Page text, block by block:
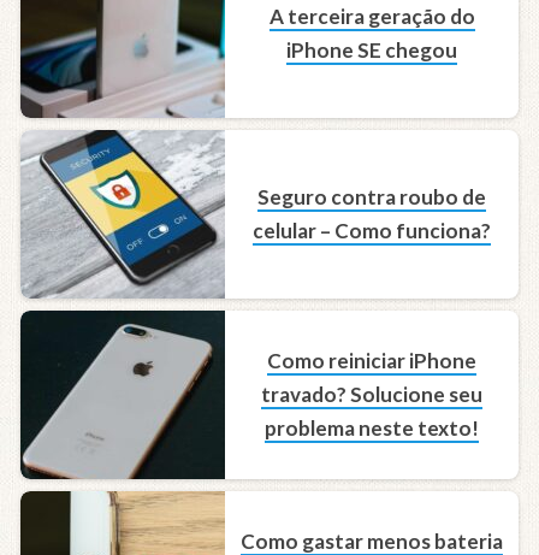
A terceira geração do
iPhone SE chegou
Seguro contra roubo de
celular – Como funciona?
Como reiniciar iPhone
travado? Solucione seu
problema neste texto!
Como gastar menos bateria